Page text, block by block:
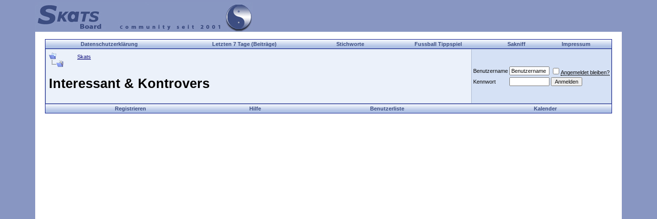
Datenschutzerklärung Letzten 7 Tage (Beiträge) Stichworte Fussball Tippspiel Sakniff Impressum
Skats
Interessant & Kontrovers
Benutzername
Angemeldet bleiben?
Kennwort
Registrieren Hilfe Benutzerliste Kalender